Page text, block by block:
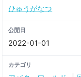
ひゅうがなつ
公開日
2022-01-01
カテゴリ